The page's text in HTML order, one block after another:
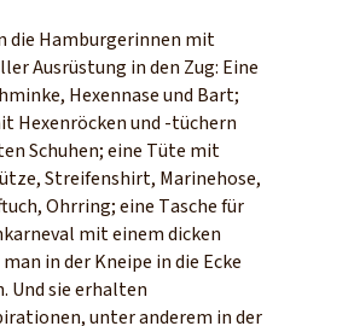
die Hamburgerinnen mit
Ausrüstung in den Zug: Eine
Hexennase und Bart;
Hexenröcken und -tüchern
Schuhen; eine Tüte mit
Streifenshirt, Marinehose,
Ohrring; eine Tasche für
mit einem dicken
in der Kneipe in die Ecke
Und sie erhalten
unter anderem in der